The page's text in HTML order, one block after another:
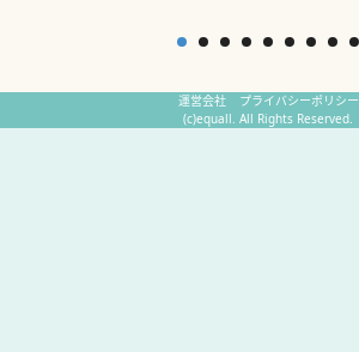
運営会社
プライバシーポリシー
(c)equall. All Rights Reserved.